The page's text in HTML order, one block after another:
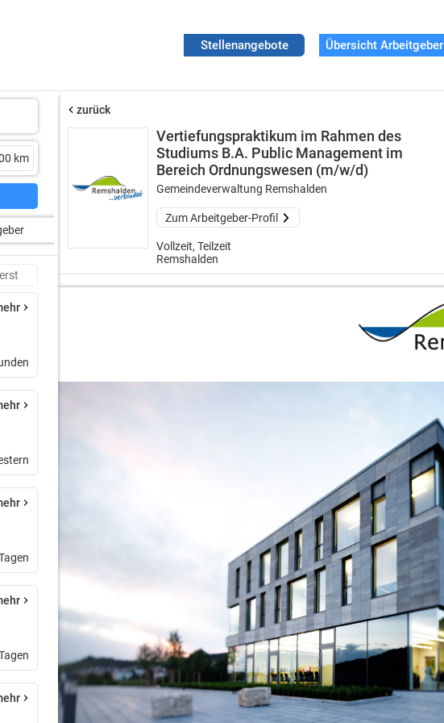
Stellenangebote Übersicht Arbeitgeber
zurück
Vertiefungspraktikum im Rahmen des
Studiums B.A. Public Management im
Bereich Ordnungswesen (m/w/d)
Gemeindeverwaltung Remshalden
Zum Arbeitgeber-Profil
Vollzeit, Teilzeit
Remshalden